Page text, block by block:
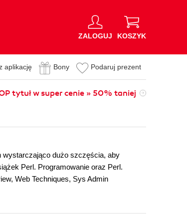
ZALOGUJ KOSZYK
aplikację Bony Podaruj prezent
tytuł w super cenie » 50% taniej
wystarczająco dużo szczęścia, aby
Perl. Programowanie oraz Perl.
Web Techniques, Sys Admin